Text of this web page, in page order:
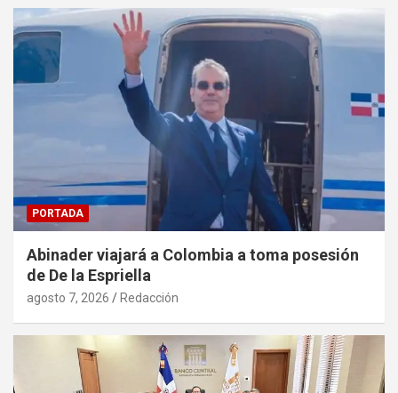
PORTADA
Abinader viajará a Colombia a toma posesión
de De la Espriella
agosto 7, 2026 Redacción